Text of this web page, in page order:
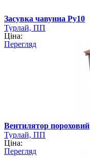
Засувка чавунна Ру10
Турлай, ПП
Ціна:
Перегляд
Вентилятор пороховий
Турлай, ПП
Ціна:
Перегляд